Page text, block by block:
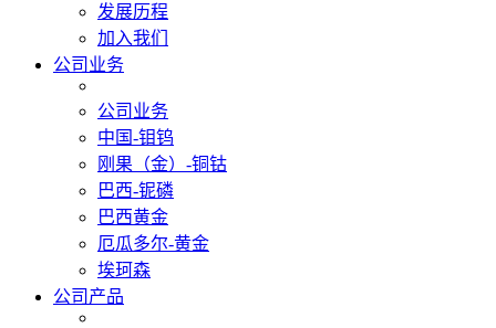
发展历程
加入我们
公司业务
公司业务
中国-钼钨
刚果（金）-铜钴
巴西-铌磷
巴西黄金
厄瓜多尔-黄金
埃珂森
公司产品